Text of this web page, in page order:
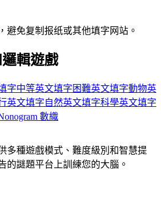
避免复制报纸或其他填字网站。
輯遊戲
字中等英文填字 困難英文填字動物英
英文填字自然英文填字科學英文填字
數織
多種遊戲模式、難度級別和智慧提
的謎題平台上訓練您的大腦。